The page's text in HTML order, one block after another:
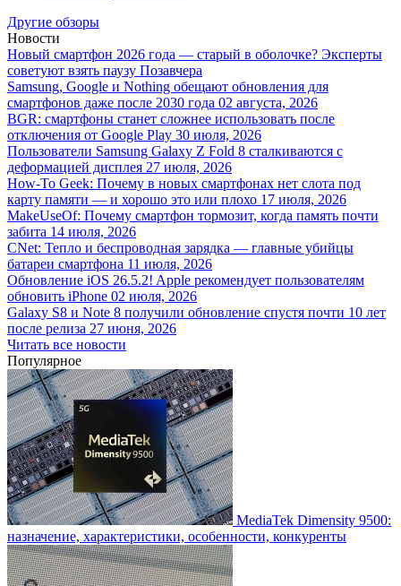
Другие обзоры
Новости
Новый смартфон 2026 года — старый в оболочке? Эксперты
советуют взять паузу Позавчера
Samsung, Google и Nothing обещают обновления для
смартфонов даже после 2030 года 02 августа, 2026
BGR: смартфоны станет сложнее использовать после
отключения от Google Play 30 июля, 2026
Пользователи Samsung Galaxy Z Fold 8 сталкиваются с
деформацией дисплея 27 июля, 2026
How-To Geek: Почему в новых смартфонах нет слота под
карту памяти — и хорошо это или плохо 17 июля, 2026
MakeUseOf: Почему смартфон тормозит, когда память почти
забита 14 июля, 2026
CNet: Тепло и беспроводная зарядка — главные убийцы
батареи смартфона 11 июля, 2026
Обновление iOS 26.5.2! Apple рекомендует пользователям
обновить iPhone 02 июля, 2026
Galaxy S8 и Note 8 получили обновление спустя почти 10 лет
после релиза 27 июня, 2026
Читать все новости
Популярное
MediaTek Dimensity 9500:
назначение, характеристики, особенности, конкуренты